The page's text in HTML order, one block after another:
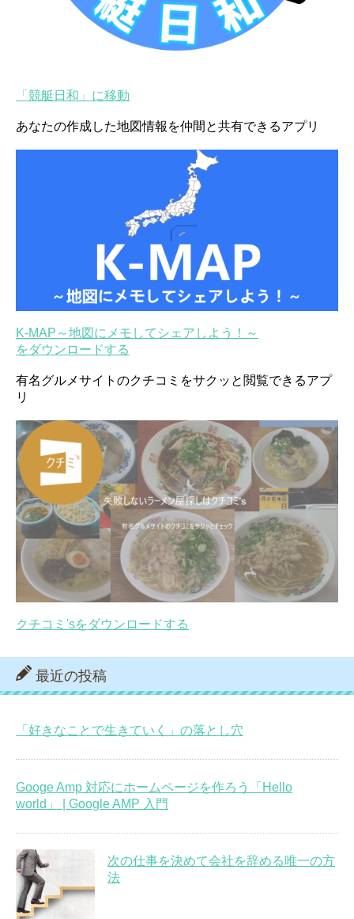
「競艇日和」に移動
あなたの作成した地図情報を仲間と共有できるアプリ
K-MAP～地図にメモしてシェアしよう！～
をダウンロードする
有名グルメサイトのクチコミをサクッと閲覧できるアプ
リ
クチコミ'sをダウンロードする
最近の投稿
「好きなことで生きていく」の落とし穴
Googe Amp 対応にホームページを作ろう「Hello
world」 | Google AMP 入門
次の仕事を決めて会社を辞める唯一の方
法